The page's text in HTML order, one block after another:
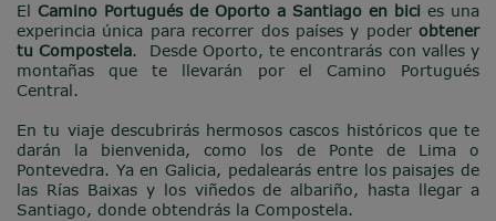
El Camino Portugués de Oporto a Santiago en bici es una
experincia única para recorrer dos países y poderobtener
tu Compostela. Desde Oporto, te encontrarás con valles y
montañas que te llevarán por el Camino Portugués
Central.
En tu viaje descubrirás hermosos cascos históricos que te
darán la bienvenida, como los de Ponte de Lima o
Pontevedra. Ya en Galicia, pedalearás entre los paisajes de
las Rías Baixas y los viñedos de albariño, hasta llegar a
Santiago, donde obtendrás la Compostela.